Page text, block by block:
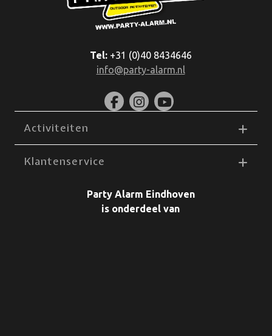
Tel:+31 (0)40 8434646
info@party-alarm.nl
Activiteiten
Klantenservice
Party Alarm Eindhoven
is onderdeel van